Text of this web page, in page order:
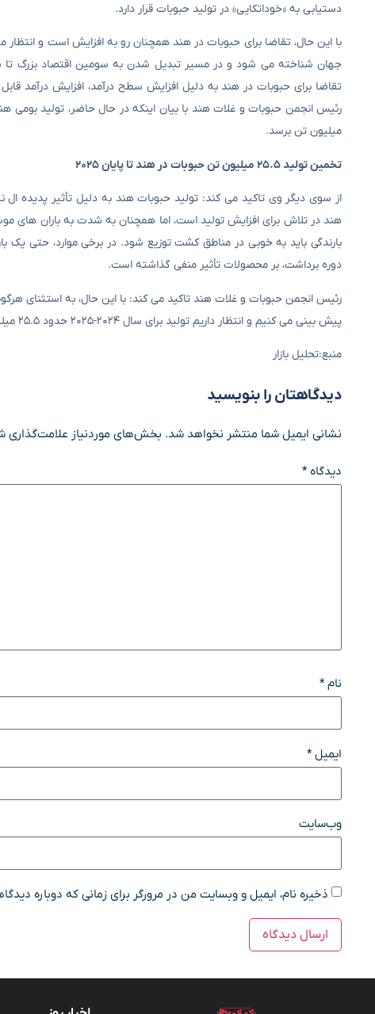
دستیابی به «خوداتکایی» در تولید حبوبات قرار دارد.
با این حال، تقاضا برای حبوبات در هند همچنان رو به افزایش است و
تقاضا برای حبوبات در هند به دلیل افزایش سطح درآمد، افزایش درآمد
میلیون تن برسد.
تخمین تولید ۲۵.۵ میلیون تن حبوبات در هند تا پایان ۲۰۲۵
هند در تلاش برای افزایش تولید است، اما همچنان به شدت به باران ‌های
بارندگی باید به خوبی در مناطق کشت توزیع شود. در برخی موارد، حتی
دوره برداشت، بر محصولات تأثیر منفی گذاشته است.
پیش ‌بینی می‌ کنیم و انتظار داریم تولید برای سال ۲۰۲۴-۲۰۲۵ حدود ۲۵.۵ میلیون تن باشد.
منبع:تحلیل بازار
دیدگاهتان را بنویسید
نشانی ایمیل شما منتشر نخواهد شد. بخش‌های موردنیاز علامت‌گذاری
دیدگاه*
نام*
ایمیل*
وب‌سایت
ذخیره نام، ایمیل و وبسایت من در مرورگر برای زمانی که دوباره